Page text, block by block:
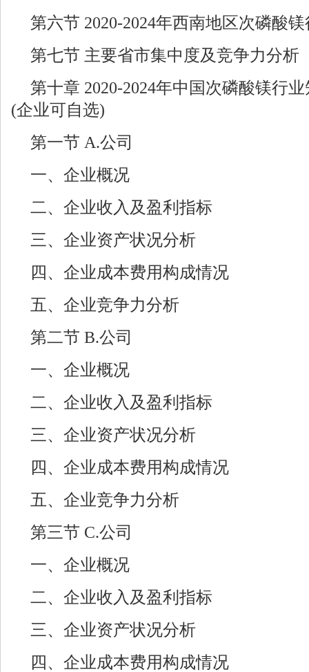
第六节 2020-2024年西南地区次磷酸
第七节 主要省市集中度及竞争力分析
第十章 2020-2024年中国次磷酸镁行
(企业可自选)
第一节 A.公司
一、企业概况
二、企业收入及盈利指标
三、企业资产状况分析
四、企业成本费用构成情况
五、企业竞争力分析
第二节 B.公司
一、企业概况
二、企业收入及盈利指标
三、企业资产状况分析
四、企业成本费用构成情况
五、企业竞争力分析
第三节 C.公司
一、企业概况
二、企业收入及盈利指标
三、企业资产状况分析
四、企业成本费用构成情况